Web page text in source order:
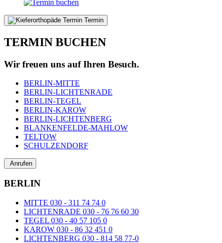
Termin
TERMIN BUCHEN
Wir freuen uns auf Ihren Besuch.
BERLIN-MITTE
BERLIN-LICHTENRADE
BERLIN-TEGEL
BERLIN-KAROW
BERLIN-LICHTENBERG
BLANKENFELDE-MAHLOW
TELTOW
SCHULZENDORF
Anrufen
BERLIN
MITTE 030 - 311 74 74 0
LICHTENRADE 030 - 76 76 60 30
TEGEL 030 - 40 57 105 0
KAROW 030 - 86 32 451 0
LICHTENBERG 030 - 814 58 77-0